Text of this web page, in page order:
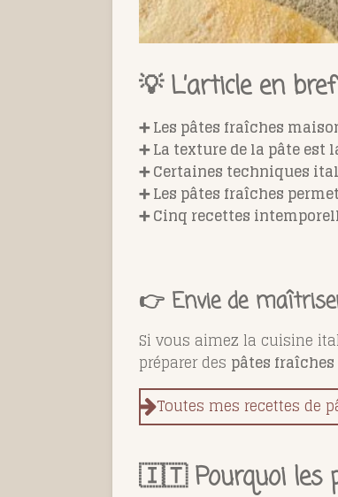
💡 L’article en bref
➕ Les pâtes fraîches
➕ La texture de la pâte
➕ Certaines techniques
➕ Les pâtes fraîches
➕ Cinq recettes
👉 Envie de
Si vous aimez la cuisine
préparer des pâtes
Toutes mes recettes de
🇮🇹 Pourquoi les